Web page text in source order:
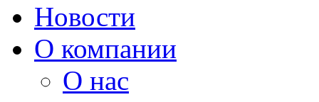
Новости
О компании
О нас